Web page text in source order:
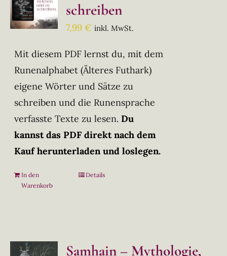
schreiben
7,99€ inkl. MwSt.
Mit diesem PDF lernst du, mit dem
Runenalphabet (Älteres Futhark)
eigene Wörter und Sätze zu
schreiben und die Runensprache
verfasste Texte zu lesen. Du
kannst das PDF direkt nach dem
Kauf herunterladen und loslegen.
In den
Warenkorb
Details
Samhain – Mythologie,